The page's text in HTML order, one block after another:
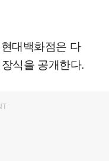
대백화점은 다
식을 공개한다.